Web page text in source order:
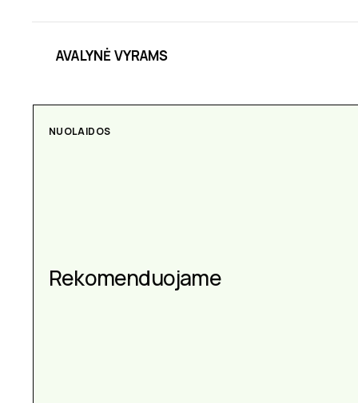
AVALYNĖ VYRAMS
NUOLAIDOS
Rekomenduojame
AKSESUARAI
Aksesuarai kiekvienai
progai